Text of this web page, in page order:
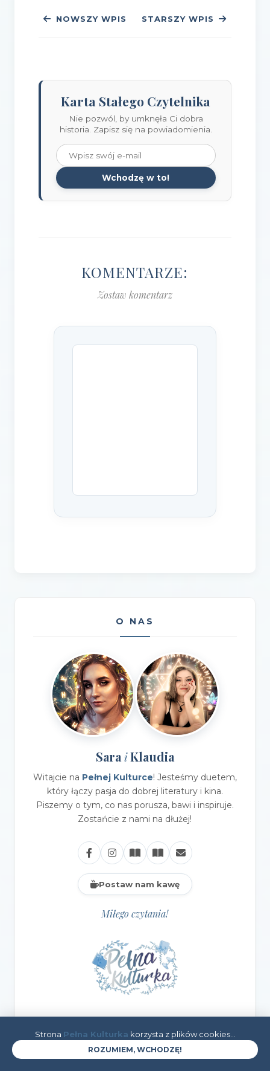
NOWSZY WPIS STARSZY WPIS
Karta Stałego Czytelnika
Nie pozwól, by umknęła Ci dobra
historia. Zapisz się na powiadomienia.
Wchodzę w to!
KOMENTARZE:
Zostaw komentarz
O NAS
Sara iKlaudia
Witajcie na Pełnej Kulturce! Jesteśmy duetem,
który łączy pasja do dobrej literatury i kina.
Piszemy o tym, co nas porusza, bawi i inspiruje.
Zostańcie z nami na dłużej!
Postaw nam kawę
Miłego czytania!
Strona Pełna Kulturka korzysta z plików cookies...
ROZUMIEM, WCHODZĘ!